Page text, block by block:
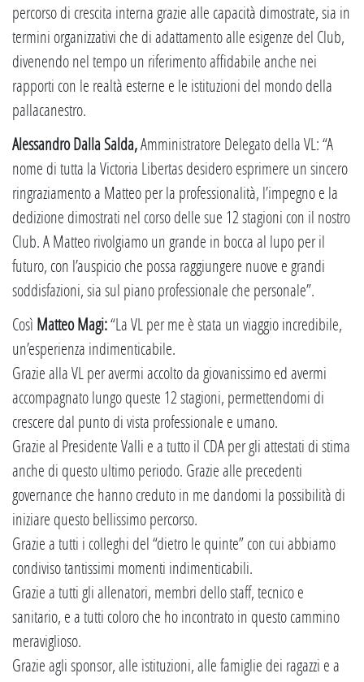
percorso di crescita interna grazie alle capacità dimostrate, sia in
termini organizzativi che di adattamento alle esigenze del Club,
divenendo nel tempo un riferimento affidabile anche nei
rapporti con le realtà esterne e le istituzioni del mondo della
pallacanestro.
Alessandro Dalla Salda,Amministratore Delegato della VL: “A
nome di tutta la Victoria Libertas desidero esprimere un sincero
ringraziamento a Matteo per la professionalità, l’impegno e la
dedizione dimostrati nel corso delle sue 12 stagioni con il nostro
Club. A Matteo rivolgiamo un grande in bocca al lupo per il
futuro, con l’auspicio che possa raggiungere nuove e grandi
soddisfazioni, sia sul piano professionale che personale”.
Così Matteo Magi:“La VL per me è stata un viaggio incredibile,
un’esperienza indimenticabile.
Grazie alla VL per avermi accolto da giovanissimo ed avermi
accompagnato lungo queste 12 stagioni, permettendomi di
crescere dal punto di vista professionale e umano.
Grazie al Presidente Valli e a tutto il CDA per gli attestati di stima
anche di questo ultimo periodo. Grazie alle precedenti
governance che hanno creduto in me dandomi la possibilità di
iniziare questo bellissimo percorso.
Grazie a tutti i colleghi del “dietro le quinte” con cui abbiamo
condiviso tantissimi momenti indimenticabili.
Grazie a tutti gli allenatori, membri dello staff, tecnico e
sanitario, e a tutti coloro che ho incontrato in questo cammino
meraviglioso.
Grazie agli sponsor, alle istituzioni, alle famiglie dei ragazzi e a